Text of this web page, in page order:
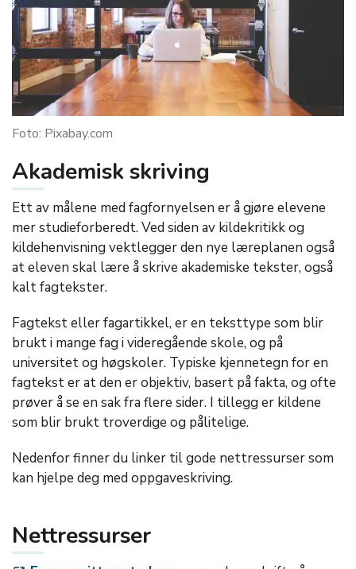
Foto: Pixabay.com
Akademisk skriving
Ett av målene med fagfornyelsen er å gjøre elevene
mer studieforberedt. Ved siden av kildekritikk og
kildehenvisning vektlegger den nye læreplanen også
at eleven skal lære å skrive akademiske tekster, også
kalt fagtekster.
Fagtekst eller fagartikkel, er en teksttype som blir
brukt i mange fag i videregående skole, og på
universitet og høgskoler. Typiske kjennetegn for en
fagtekst er at den er objektiv, basert på fakta, og ofte
prøver å se en sak fra flere sider. I tillegg er kildene
som blir brukt troverdige og pålitelige.
Nedenfor finner du linker til gode nettressurser som
kan hjelpe deg med oppgaveskriving.
Nettressurser